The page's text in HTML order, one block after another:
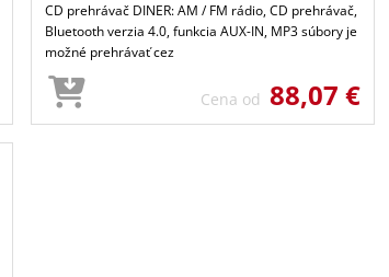
CD prehrávač DINER: AM / FM rádio, CD prehrávač,
Bluetooth verzia 4.0, funkcia AUX-IN, MP3 súbory je
možné prehrávať cez
Cena od 88,07 €